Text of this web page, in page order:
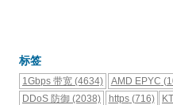
标签
1Gbps 带宽 (4634) AMD EPYC
DDoS 防御 (2038) https(716)